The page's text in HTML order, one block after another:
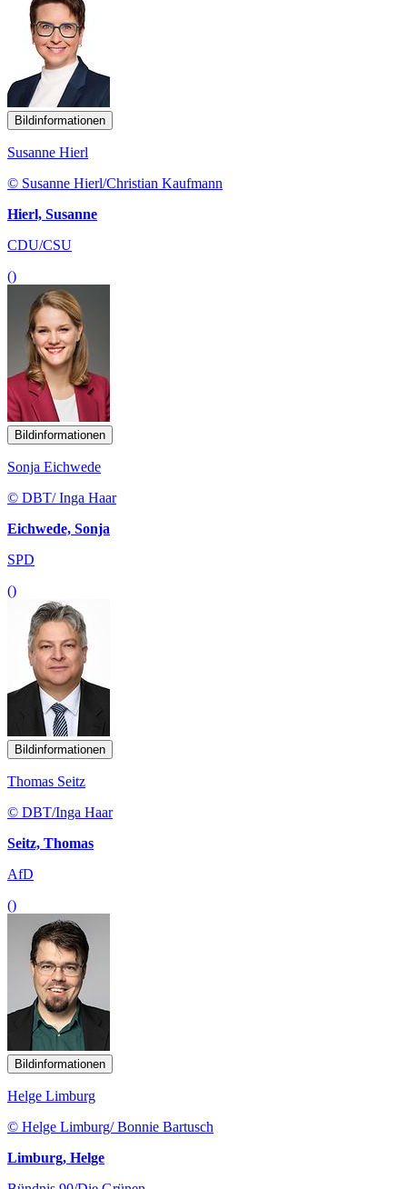
Bildinformationen
Susanne Hierl
© Susanne Hierl/Christian Kaufmann
Hierl, Susanne
CDU/CSU
()
Bildinformationen
Sonja Eichwede
© DBT/ Inga Haar
Eichwede, Sonja
SPD
()
Bildinformationen
Thomas Seitz
© DBT/Inga Haar
Seitz, Thomas
AfD
()
Bildinformationen
Helge Limburg
© Helge Limburg/ Bonnie Bartusch
Limburg, Helge